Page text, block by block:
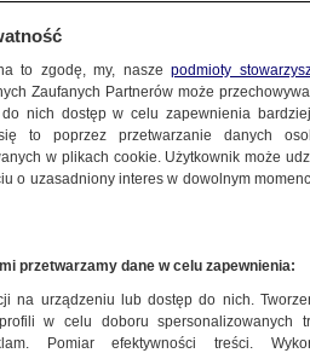
to zgodę, my, naszepodmioty
Zaufanych Partnerów może
nich dostęp w celu zapewnienia
to poprzez przetwarzanie danych
w plikach cookie. Użytkownik może
o uzasadniony interes w dowolnym
przetwarzamy dane w celu zapewnienia:
na urządzeniu lub dostęp do nich.
w celu doboru spersonalizowanych
Pomiar efektywności treści.